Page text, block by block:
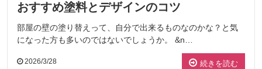
おすすめ塗料とデザインのコツ
部屋の壁の塗り替えって、自分で出来るものなのかな？と気
になった方も多いのではないでしょうか。 &n…
2026/3/28 続きを読む